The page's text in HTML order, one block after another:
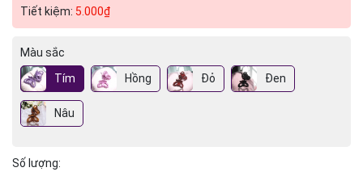
Tiết kiệm: 5.000₫
Màu sắc
Tím
Hồng Đỏ Đen
Nâu
Số lượng: